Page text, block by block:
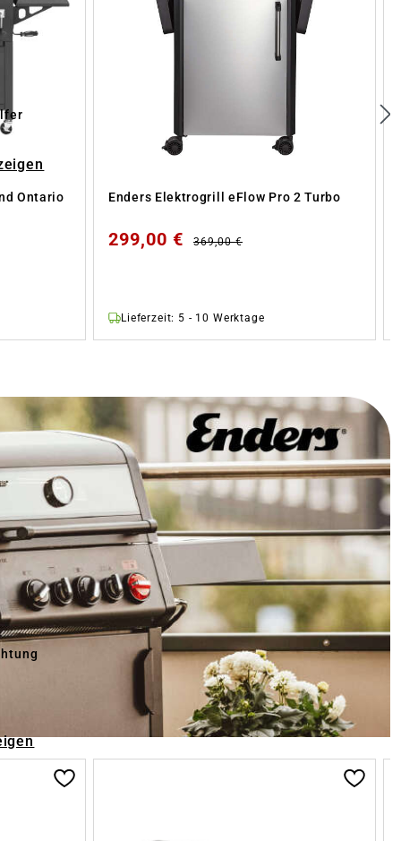
Ontario Enders Elektrogrill eFlow Pro 2 Turbo
299,00 € 369,00 €
Lieferzeit: 5 - 10 Werktage